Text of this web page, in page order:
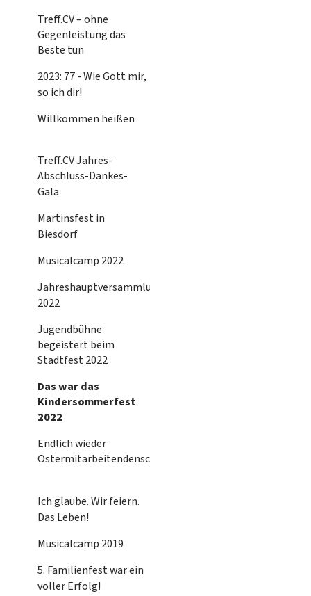
Treff.CV – ohne
Gegenleistung das
Beste tun
2023: 77 - Wie Gott mir,
so ich dir!
Willkommen heißen
Treff.CV Jahres-
Abschluss-Dankes-
Gala
Martinsfest in
Biesdorf
Musicalcamp 2022
Jahreshauptversammlung
2022
Jugendbühne
begeistert beim
Stadtfest 2022
Das war das
Kindersommerfest
2022
Endlich wieder
Ostermitarbeitendenschulung!
Ich glaube. Wir feiern.
Das Leben!
Musicalcamp 2019
5. Familienfest war ein
voller Erfolg!